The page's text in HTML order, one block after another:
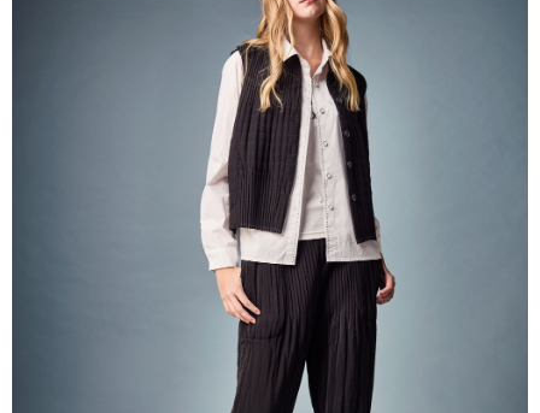
1.本服務係由「台灣大哥大股份有限公司」（以下簡稱本公司）所提供，讓
用戶於交易時，得透過本服務購買商品或服務，並由商店將買賣／分期付款
買賣價金債權讓與本公司後，依約使用本公司帳單繳交帳款。
2.基於同意付款使用「大哥付你分期」之契約關係目的，商店將以您的個人
資料（包含姓名、電話或地址）提供予台灣大哥大進項蒐集、處理及利用，
由本公司與您本人進行分期帳單所需資料之確認、核對及更正。
3.完整用戶服務條款，請詳閱以下連結： https://oppay.tw/userRule
每筆NT$60，滿NT$1,000(含以上)免運費
每筆NT$60，滿NT$1,000(含以上)免運費
每筆NT$80，滿NT$1,000(含以上)免運費